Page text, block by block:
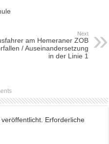
Next
am Hemeraner ZOB
/ Auseinandersetzung
in der Linie 1
Erforderliche